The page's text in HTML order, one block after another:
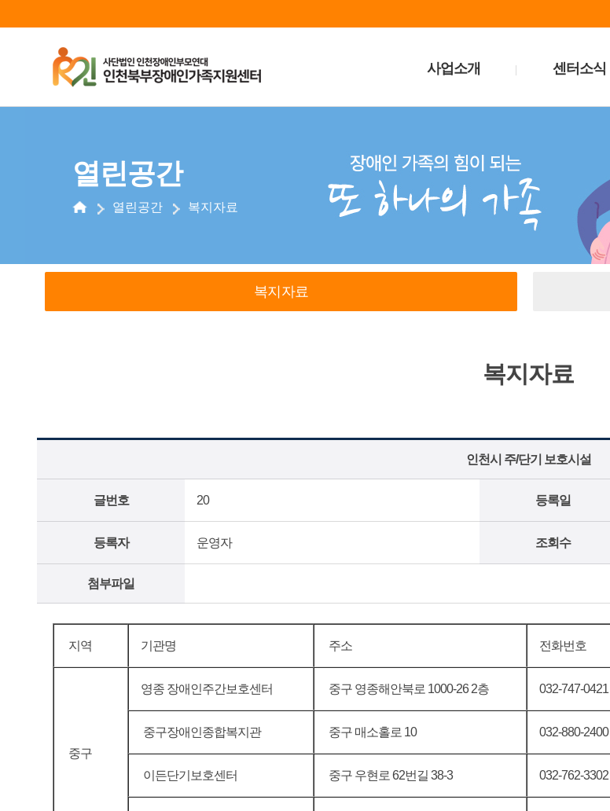
사업소개 센터소식
열린공간
열린공간 복지자료
복지자료
복지자료
인천시 주/단기 보호시설
글번호 20 등록일
등록자 운영자 조회수
첨부파일
지역 기관명 주소 전화번호
중구
영종 장애인주간보호센터 중구 영종해안북로 1000-26 2층 032-747-0421
중구장애인종합복지관 중구 매소홀로 10 032-880-2400
이든단기보호센터 중구 우현로 62번길 38-3 032-762-3302